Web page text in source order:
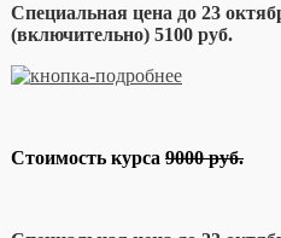
Специальная цена до 23
(включительно) 5100 руб.
Стоимость курса 9000 руб.